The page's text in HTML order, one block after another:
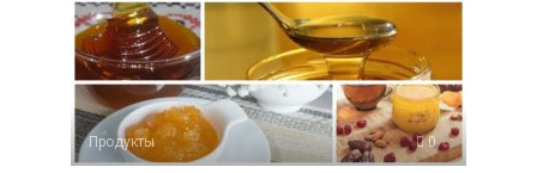
Продукты 0